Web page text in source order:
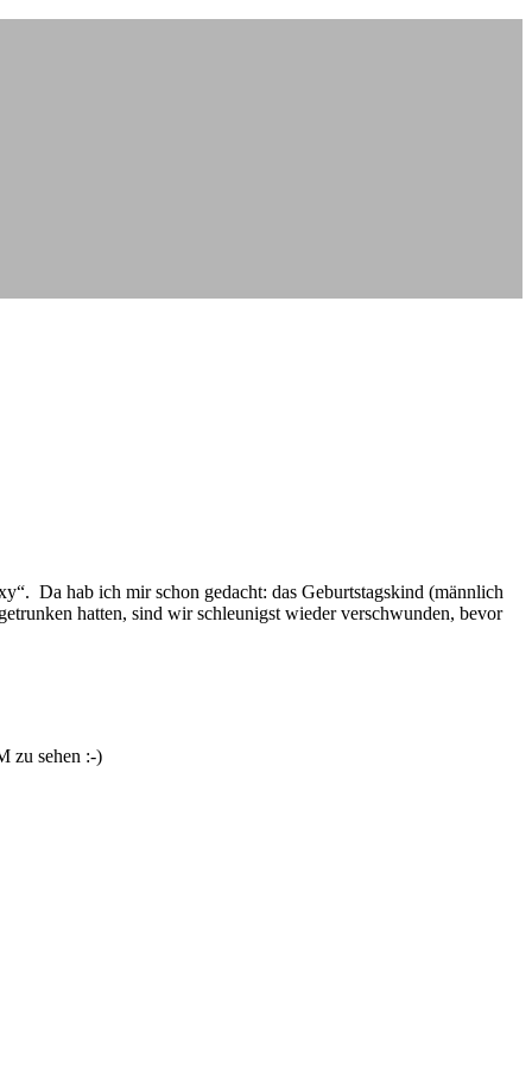
Da hab ich mir schon gedacht: das Geburtstagskind (männlich
hatten, sind wir schleunigst wieder verschwunden, bevor
zu sehen :-)